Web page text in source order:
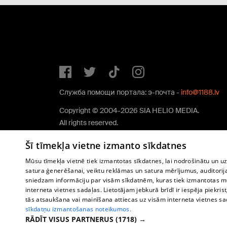
Служба помощи портала: э-почта - info@1188.lv
Copyright © 2004-2026 SIA HELIO MEDIA.
All rights reserved.
Šī tīmekļa vietne izmanto sīkdatnes
Mūsu tīmekļa vietnē tiek izmantotas sīkdatnes, lai nodrošinātu un
satura ģenerēšanai, veiktu reklāmas un satura mērījumus,
sniedzam informāciju par visām sīkdatnēm, kuras tiek izmantotas
interneta vietnes sadaļas. Lietotājam jebkurā brīdī ir iespēja
tās atsaukšana vai mainīšana attiecas uz visām interneta vietnes
sīkdatņu izmantošanas noteikumos.
RĀDĪT VISUS PARTNERUS (1718) →